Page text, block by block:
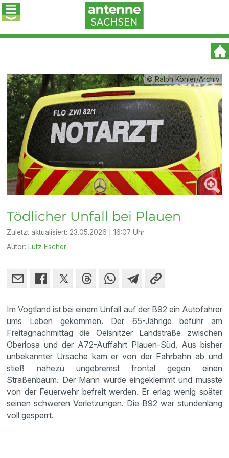
© Ralph Köhler/Archiv
Tödlicher Unfall bei Plauen
Zuletzt aktualisiert: 23.05.2026 | 16:07 Uhr
Autor: Lutz Escher
Im Vogtland ist bei einem Unfall auf der B92 ein Autofahrer
ums Leben gekommen. Der 65-Jährige befuhr am
Freitagnachmittag die Oelsnitzer Landstraße zwischen
Oberlosa und der A72-Auffahrt Plauen-Süd. Aus bisher
unbekannter Ursache kam er von der Fahrbahn ab und
stieß nahezu ungebremst frontal gegen einen
Straßenbaum. Der Mann wurde eingeklemmt und musste
von der Feuerwehr befreit werden. Er erlag wenig später
seinen schweren Verletzungen. Die B92 war stundenlang
voll gesperrt.